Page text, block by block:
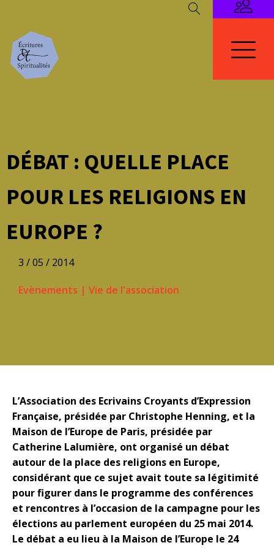
DÉBAT : QUELLE PLACE
POUR LES RELIGIONS EN
EUROPE ?
3 / 05 / 2014
Evènements | Vie de l'association
L’Association des Ecrivains Croyants d’Expression
Française, présidée par Christophe Henning, et la
Maison de l’Europe de Paris, présidée par
Catherine Lalumière, ont organisé un débat
autour de la place des religions en Europe,
considérant que ce sujet avait toute sa légitimité
pour figurer dans le programme des conférences
et rencontres à l’occasion de la campagne pour les
élections au parlement européen du 25 mai 2014.
Le débat a eu lieu à la Maison de l’Europe le 24